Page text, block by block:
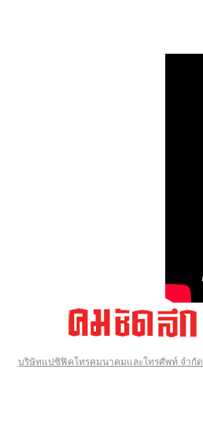
บริษัทแปซิฟิคโทรคมนาคมและโทรศัพท์ จำกัด